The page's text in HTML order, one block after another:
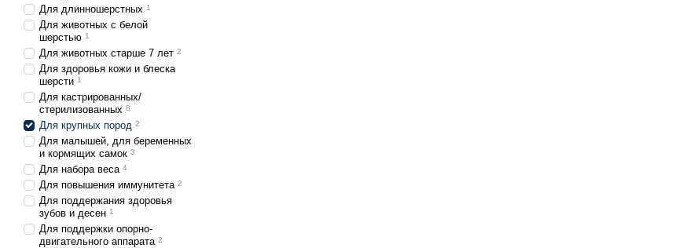
Для длинношерстных 1
Для животных с белой
шерстью 1
Для животных старше 7 лет 2
Для здоровья кожи и блеска
шерсти 1
Для кастрированных/
стерилизованных 8
Для крупных пород 2
Для малышей, для беременных
и кормящих самок 3
Для набора веса 4
Для повышения иммунитета 2
Для поддержания здоровья
зубов и десен 1
Для поддержки опорно-
двигательного аппарата 2